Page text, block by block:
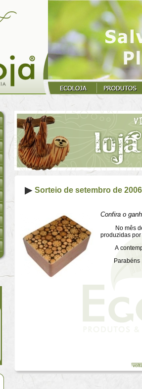
Sorteio de setembro de
Confira o
No mês de
produzidas
A
Parabéns